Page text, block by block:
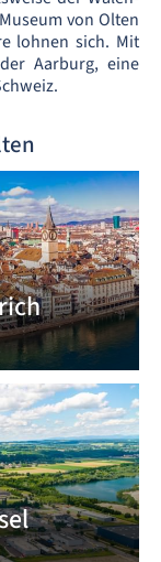
von Olten
lohnen sich. Mit
Aarburg, eine